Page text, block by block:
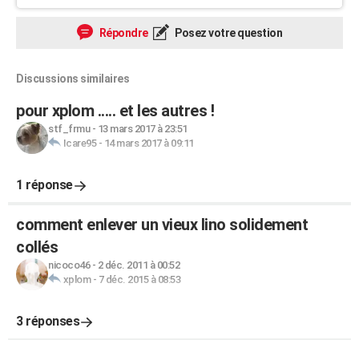
Répondre Posez votre question
Discussions similaires
pour xplom ..... et les autres !
stf_frmu- 13 mars 2017 à 23:51
Icare95- 14 mars 2017 à 09:11
1 réponse
comment enlever un vieux lino solidement
collés
nicoco46- 2 déc. 2011 à 00:52
xplom- 7 déc. 2015 à 08:53
3 réponses